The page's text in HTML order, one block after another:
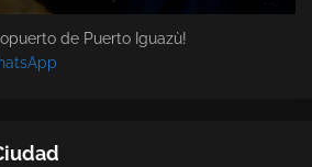
de Puerto Iguazù!